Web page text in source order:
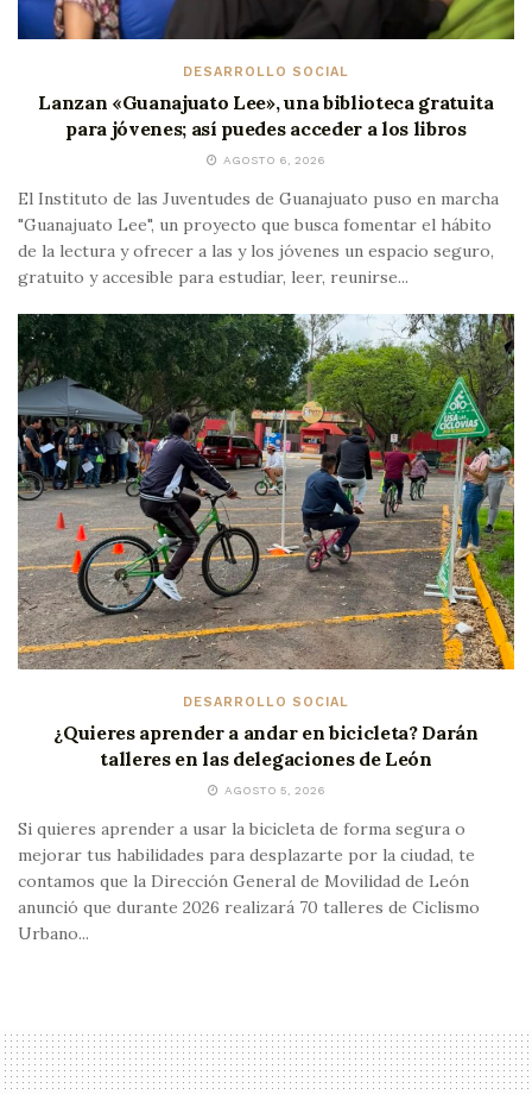
DESARROLLO SOCIAL
Lanzan «Guanajuato Lee», una biblioteca gratuita
para jóvenes; así puedes acceder a los libros
AGOSTO 6, 2026
El Instituto de las Juventudes de Guanajuato puso en marcha
"Guanajuato Lee", un proyecto que busca fomentar el hábito
de la lectura y ofrecer a las y los jóvenes un espacio seguro,
gratuito y accesible para estudiar, leer, reunirse...
DESARROLLO SOCIAL
¿Quieres aprender a andar en bicicleta? Darán
talleres en las delegaciones de León
AGOSTO 5, 2026
Si quieres aprender a usar la bicicleta de forma segura o
mejorar tus habilidades para desplazarte por la ciudad, te
contamos que la Dirección General de Movilidad de León
anunció que durante 2026 realizará 70 talleres de Ciclismo
Urbano...